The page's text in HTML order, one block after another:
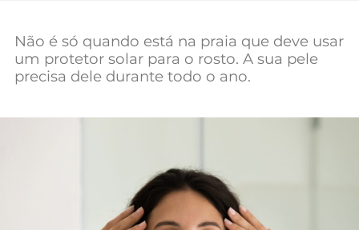
Negócios
Mundial 2026
Não é só quando está na praia que deve usar
um protetor solar para o rosto. A sua pele
precisa dele durante todo o ano.